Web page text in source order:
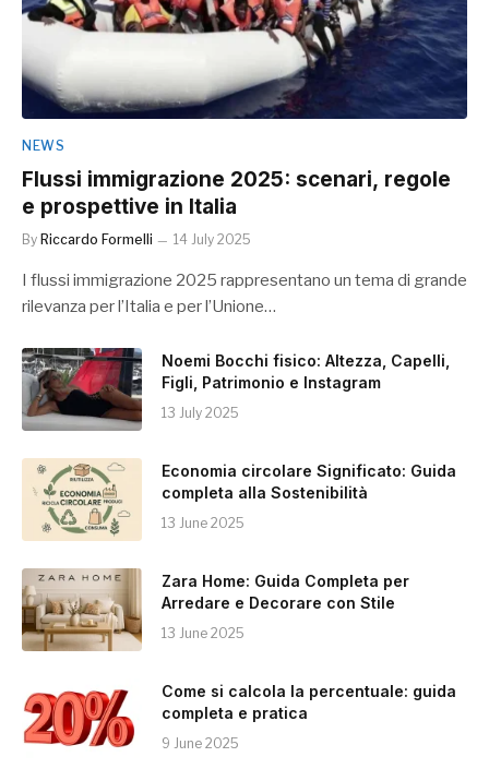
NEWS
Flussi immigrazione 2025: scenari, regole
e prospettive in Italia
By Riccardo Formelli 14 July 2025
I flussi immigrazione 2025 rappresentano un tema di grande
rilevanza per l’Italia e per l’Unione…
Noemi Bocchi fisico: Altezza, Capelli,
Figli, Patrimonio e Instagram
13 July 2025
Economia circolare Significato: Guida
completa alla Sostenibilità
13 June 2025
Zara Home: Guida Completa per
Arredare e Decorare con Stile
13 June 2025
Come si calcola la percentuale: guida
completa e pratica
9 June 2025